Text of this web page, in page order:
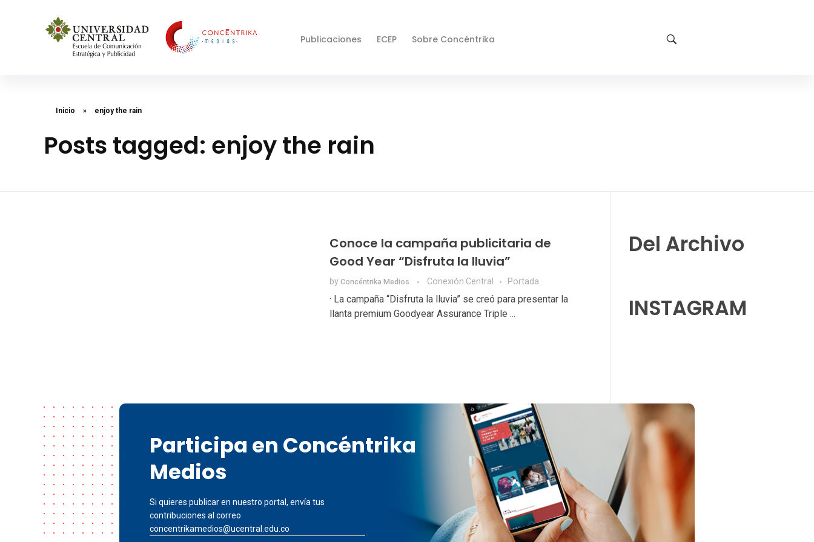
Publicaciones ECEP Sobre Concéntrika
Inicio » enjoy the rain
Posts tagged: enjoy the rain
Conoce la campaña publicitaria de
Good Year “Disfruta la lluvia”
by Concéntrika Medios Conexión Central Portada
· La campaña “Disfruta la lluvia” se creó para presentar la
llanta premium Goodyear Assurance Triple ...
Del Archivo
INSTAGRAM
Participa en Concéntrika
Medios
Si quieres publicar en nuestro portal, envía tus
contribuciones al correo
concentrikamedios@ucentral.edu.co